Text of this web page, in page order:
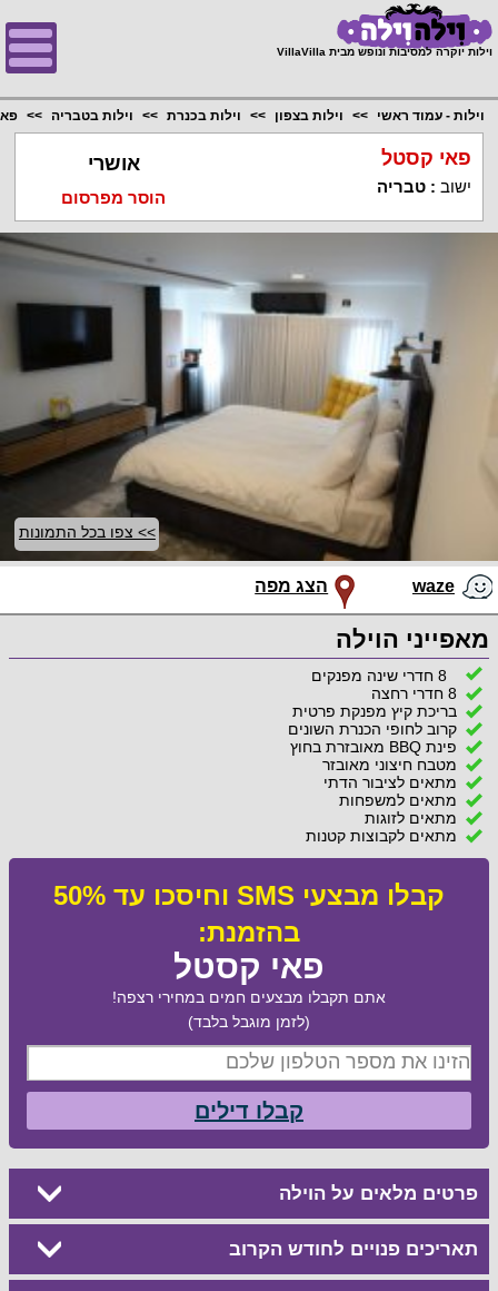
וילות יוקרה למסיבות ונופש מבית VillaVilla
וילות - עמוד ראשי וילות בצפון וילות בכנרת וילות בטבריה
פאי קסטל
ישוב :טבריה
אושרי
הוסר מפרסום
>> צפו בכל התמונות
waze הצג מפה
מאפייני הוילה
8 חדרי שינה מפנקים
8 חדרי רחצה
בריכת קיץ מפנקת פרטית
קרוב לחופי הכנרת השונים
פינת BBQ מאובזרת בחוץ
מטבח חיצוני מאובזר
מתאים לציבור הדתי
מתאים למשפחות
מתאים לזוגות
מתאים לקבוצות קטנות
קבלו מבצעי SMS וחיסכו עד 50%
בהזמנת:
פאי קסטל
אתם תקבלו מבצעים חמים במחירי רצפה!
(לזמן מוגבל בלבד)
קבלו דילים
פרטים מלאים על הוילה
תאריכים פנויים לחודש הקרוב